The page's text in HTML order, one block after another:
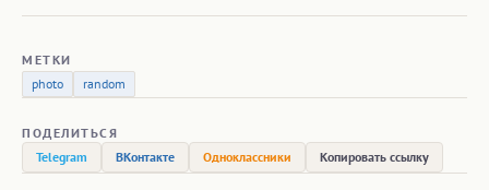
МЕТКИ
photo
random
ПОДЕЛИТЬСЯ
Telegram
ВКонтакте Одноклассники Копировать ссылку